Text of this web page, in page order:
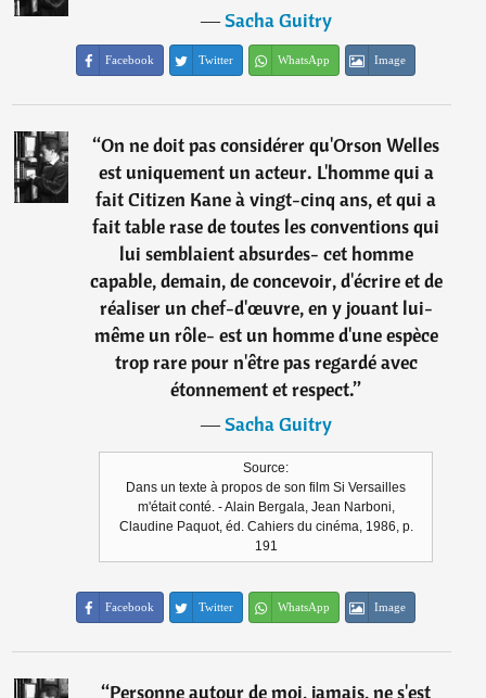
―Sacha Guitry
Facebook Twitter WhatsApp Image
“On ne doit pas considérer qu'Orson Welles
est uniquement un acteur. L'homme qui a
fait Citizen Kane à vingt-cinq ans, et qui a
fait table rase de toutes les conventions qui
lui semblaient absurdes- cet homme
capable, demain, de concevoir, d'écrire et de
réaliser un chef-d'œuvre, en y jouant lui-
même un rôle- est un homme d'une espèce
trop rare pour n'être pas regardé avec
étonnement et respect.”
―Sacha Guitry
Source:
Dans un texte à propos de son film Si Versailles
m'était conté. - Alain Bergala, Jean Narboni,
Claudine Paquot, éd. Cahiers du cinéma, 1986, p.
191
Facebook Twitter WhatsApp Image
“Personne autour de moi, jamais, ne s'est